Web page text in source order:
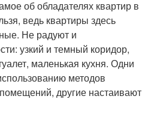
об обладателях квартир в
ведь квартиры здесь
Не радуют и
узкий и темный коридор,
маленькая кухня. Одни
методов
другие настаивают